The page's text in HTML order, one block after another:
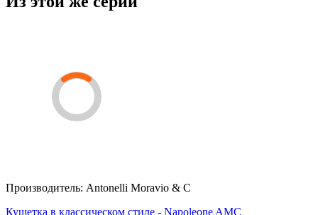
Производитель: Antonelli Moravio & C
Кушетка в классическом стиле - Napoleone AMC